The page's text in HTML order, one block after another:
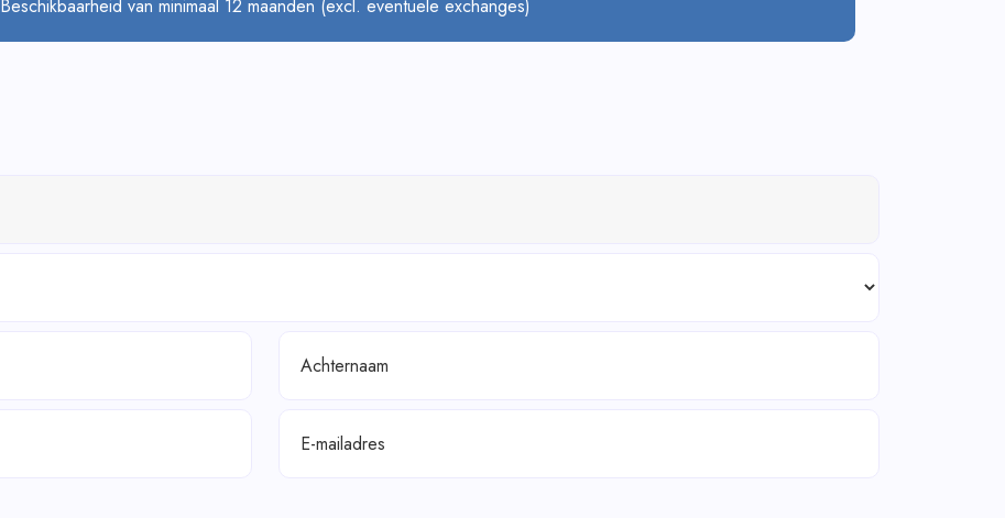
Beschikbaarheid van minimaal 12 maanden (excl. eventuele exchanges)
Achternaam
E-mailadres